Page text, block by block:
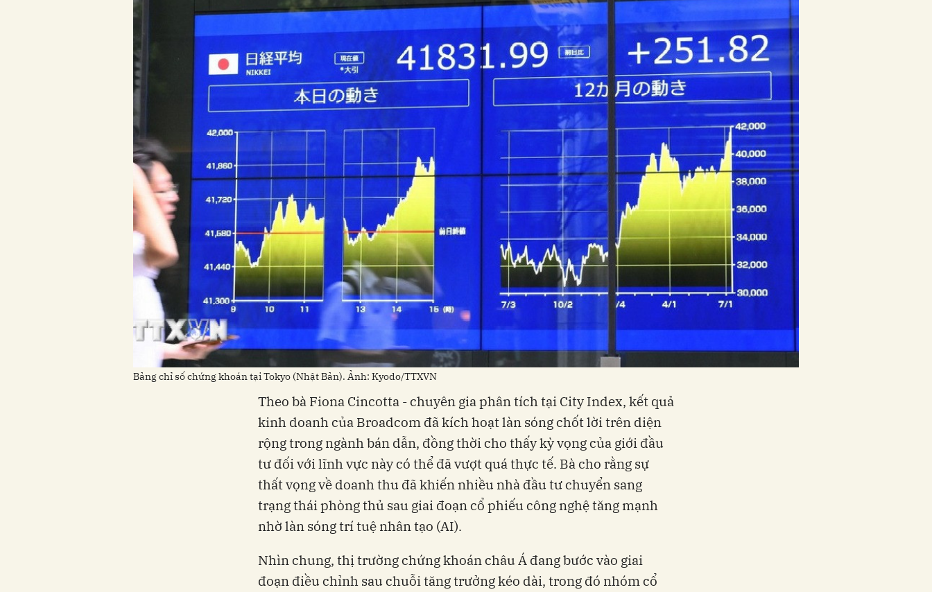
Bảng chỉ số chứng khoán tại Tokyo (Nhật Bản). Ảnh: Kyodo/TTXVN
Theo bà Fiona Cincotta - chuyên gia phân tích tại City Index, kết quả
kinh doanh của Broadcom đã kích hoạt làn sóng chốt lời trên diện
rộng trong ngành bán dẫn, đồng thời cho thấy kỳ vọng của giới đầu
tư đối với lĩnh vực này có thể đã vượt quá thực tế. Bà cho rằng sự
thất vọng về doanh thu đã khiến nhiều nhà đầu tư chuyển sang
trạng thái phòng thủ sau giai đoạn cổ phiếu công nghệ tăng mạnh
nhờ làn sóng trí tuệ nhân tạo (AI).
Nhìn chung, thị trường chứng khoán châu Á đang bước vào giai
đoạn điều chỉnh sau chuỗi tăng trưởng kéo dài, trong đó nhóm cổ